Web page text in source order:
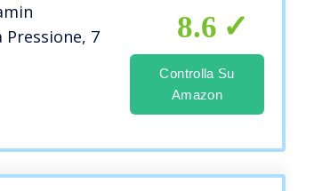
Pressione, 7
8.6
Controlla Su
Amazon